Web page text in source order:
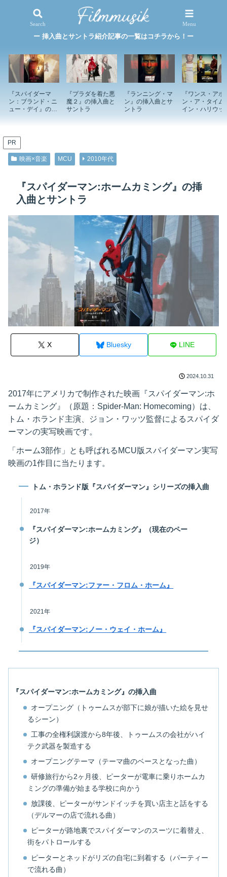
映画×音楽 特集記事
ー 挿入曲とサントラ紹介記事の一覧はコチラから！ー
『スパイダーマ
ン：ブランド・ニ
ュー・デイ』の挿
『プラダを着た悪
魔２』の挿入曲と
サントラ
『ランニング・マ
ン』の挿入曲とサ
ントラ
『ワンス・アポ
ン・ア・タイム
イン・ハリウッ
PR
映画×音楽 MCU 2010年代
『スパイダーマン:ホームカミング』の挿
入曲とサントラ
X Bluesky LINE
2024.10.31
2017年にアメリカで制作された映画『スパイダーマン:ホ
ームカミング』（原題：Spider-Man: Homecoming）は、
トム・ホランド主演、ジョン・ワッツ監督によるスパイダ
ーマンの実写映画です。
「ホーム3部作」とも呼ばれるMCU版スパイダーマン実写
映画の1作目に当たります。
トム・ホランド版『スパイダーマン』シリーズの挿入曲
2017年
『スパイダーマン:ホームカミング』（現在のペー
ジ）
2019年
『スパイダーマン:ファー・フロム・ホーム』
2021年
『スパイダーマン:ノー・ウェイ・ホーム』
『スパイダーマン:ホームカミング』の挿入曲
オープニング（トゥームスが部下に娘が描いた絵を見せ
るシーン）
工事の全権利譲渡から8年後、トゥームスの会社がハイ
テク武器を製造する
オープニングテーマ（テーマ曲のベースとなった曲）
研修旅行から2ヶ月後、ピーターが電車に乗りホームカ
ミングの準備が始まる学校に向かう
放課後、ピーターがサンドイッチを買い店主と話をする
（デルマーの店で流れる曲）
ピーターが路地裏でスパイダーマンのスーツに着替え、
街をパトロールする
ピーターとネッドがリズの自宅に到着する（パーティー
で流れる曲）
Search Menu